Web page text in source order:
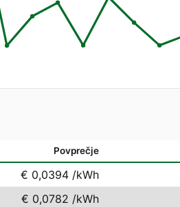
Povprečje
€ 0,0394 /kWh
€ 0,0782 /kWh